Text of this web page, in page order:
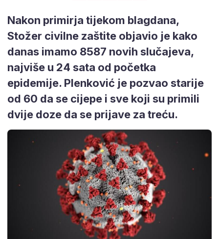
Nakon primirja tijekom blagdana,
Stožer civilne zaštite objavio je kako
danas imamo 8587 novih slučajeva,
najviše u 24 sata od početka
epidemije. Plenković je pozvao starije
od 60 da se cijepe i sve koji su primili
dvije doze da se prijave za treću.